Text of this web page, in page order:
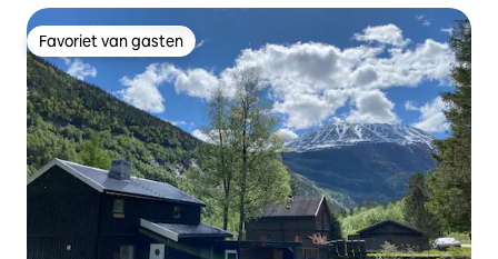
Favoriet van gasten
Favoriet van gasten